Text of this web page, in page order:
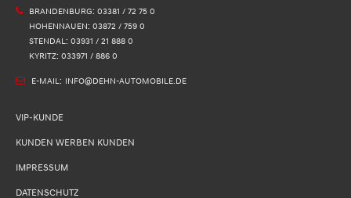
BRANDENBURG: 03381 / 72 75 0
HOHENNAUEN: 03872 / 759 0
STENDAL: 03931 / 21 888 0
KYRITZ: 033971 / 886 0
E-MAIL: INFO@DEHN-AUTOMOBILE.DE
VIP-KUNDE
KUNDEN WERBEN KUNDEN
IMPRESSUM
DATENSCHUTZ